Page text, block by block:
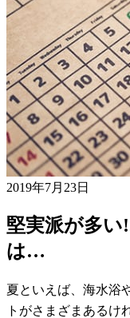
2019年7月23日
堅実派が多い
は…
夏といえば、海水浴
トがさまざまあるけ